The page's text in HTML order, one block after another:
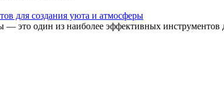
для создания уюта и атмосферы
один из наиболее эффективных инструментов